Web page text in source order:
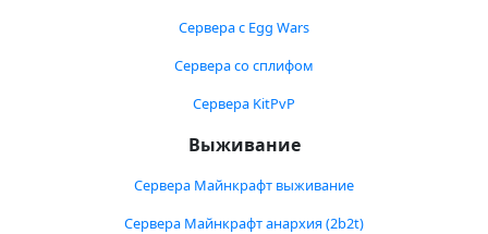
Сервера с Egg Wars
Сервера со сплифом
Сервера KitPvP
Выживание
Сервера Майнкрафт выживание
Сервера Майнкрафт анархия (2b2t)